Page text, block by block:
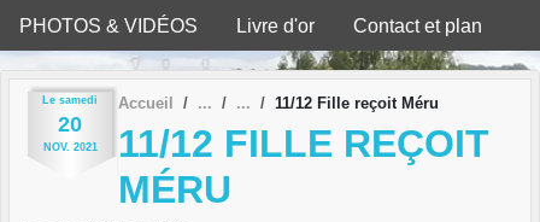
PHOTOS & VIDÉOS Livre d'or Contact et plan
Le samedi
20
NOV. 2021
Accueil 11/12 Fille reçoit Méru
11/12 FILLE REÇOIT
MÉRU